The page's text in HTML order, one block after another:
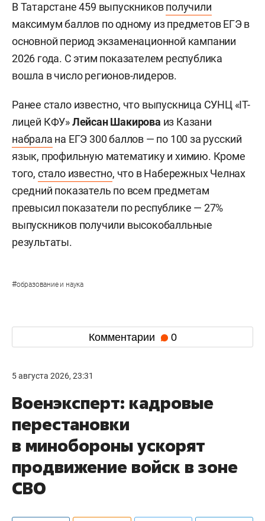
В Татарстане 459 выпускниковполучили
максимум баллов по одному из предметов ЕГЭ в
основной период экзаменационной кампании
2026 года. С этим показателем республика
вошла в число регионов-лидеров.
Ранее стало известно, что выпускница СУНЦ «IT-
лицей КФУ»Лейсан Шакирова из Казани
набрала на ЕГЭ 300 баллов — по 100 за русский
язык, профильную математику и химию. Кроме
того, стало известно, что в Набережных Челнах
средний показатель по всем предметам
превысил показатели по республике — 27%
выпускников получили высокобалльные
результаты.
#образование и наука
Комментарии 0
5 августа 2026, 23:31
Военэксперт: кадровые
перестановки
в минобороны ускорят
продвижение войск в зоне
СВО